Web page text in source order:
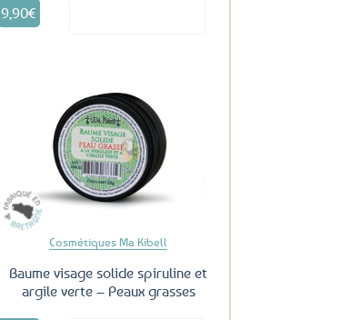
9,90€
Cosmétiques Ma Kibell
Baume visage solide spiruline et
argile verte – Peaux grasses